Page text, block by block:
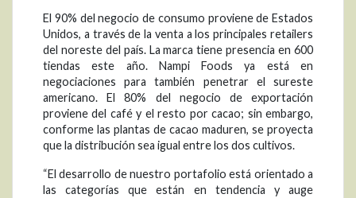
El 90% del negocio de consumo proviene de Estados
Unidos, a través de la venta a los principales retailers
del noreste del país. La marca tiene presencia en 600
tiendas este año. Nampi Foods ya está en
negociaciones para también penetrar el sureste
americano. El 80% del negocio de exportación
proviene del café y el resto por cacao; sin embargo,
conforme las plantas de cacao maduren, se proyecta
que la distribución sea igual entre los dos cultivos.
“El desarrollo de nuestro portafolio está orientado a
las categorías que están en tendencia y auge